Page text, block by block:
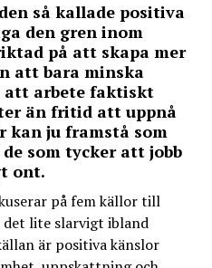
så kallade positiva
den gren inom
på att skapa mer
att bara minska
att arbete faktiskt
än fritid att uppnå
kan ju framstå som
som tycker att jobb
ont.
på fem källor till
det lite slarvigt ibland
är positiva känslor